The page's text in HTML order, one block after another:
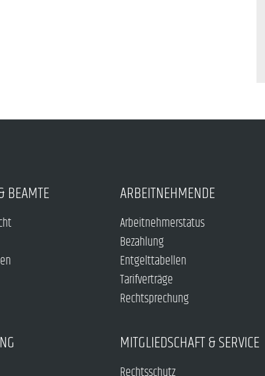
BEAMTE ARBEITNEHMENDE
Arbeitnehmerstatus
Bezahlung
Entgelttabellen
Tarifverträge
Rechtsprechung
MITGLIEDSCHAFT & SERVICE